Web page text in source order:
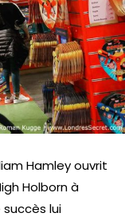
Hamley ouvrit
Holborn à
lui